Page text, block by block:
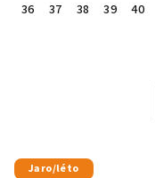
36
37 38 39 40
Jaro/léto